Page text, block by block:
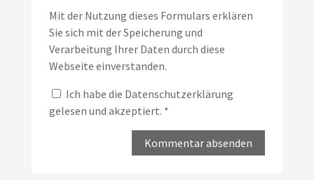
Mit der Nutzung dieses Formulars erklären
Sie sich mit der Speicherung und
Verarbeitung Ihrer Daten durch diese
Webseite einverstanden.
Ich habe die Datenschutzerklärung
gelesen und akzeptiert. *